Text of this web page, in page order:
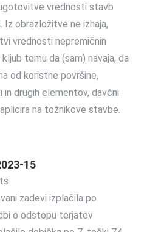
vrednosti stavb
Iz obrazložitve ne izhaja,
vrednosti nepremičnin
temu da (sam) navaja, da
od koristne površine,
drugih elementov, davčni
na tožnikove stavbe.
15
zadevi izplačila po
o odstopu terjatev